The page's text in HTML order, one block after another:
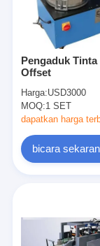
Posting
Pra Tekan
Mesin laser
Mesin
Pengaduk Tinta
Offset
Harga:USD3000
MOQ:1 SET
dapatkan harga
bicara